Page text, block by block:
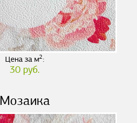
Цена за м2:
30 руб.
Мозаика